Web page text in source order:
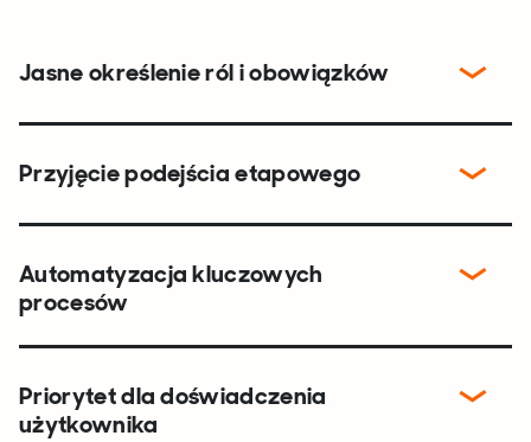
Jasne określenie ról i obowiązków
Przyjęcie podejścia etapowego
Automatyzacja kluczowych
procesów
Priorytet dla doświadczenia
użytkownika